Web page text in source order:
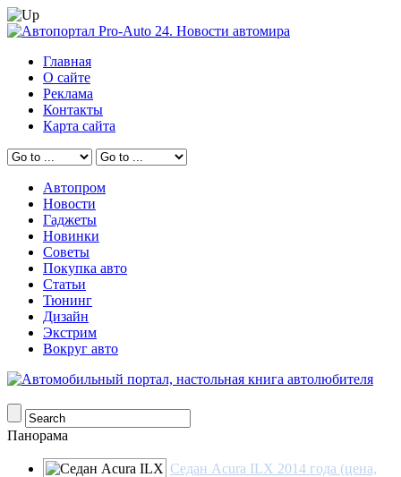
Главная
О сайте
Реклама
Контакты
Карта сайта
Автопром
Новости
Гаджеты
Новинки
Советы
Покупка авто
Статьи
Тюнинг
Дизайн
Экстрим
Вокруг авто
Панорама
Седан Acura ILX 2014 года (цена,